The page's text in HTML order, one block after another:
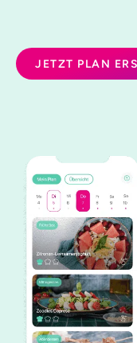
JETZT PLAN